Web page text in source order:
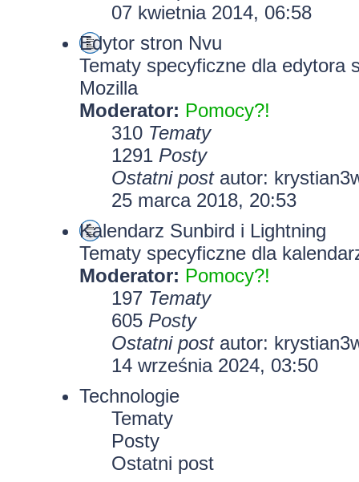
07 kwietnia 2014, 06:58
Edytor stron Nvu
Tematy specyficzne dla edytora
Mozilla
Moderator: Pomocy?!
310 Tematy
1291 Posty
Ostatni postautor:
25 marca 2018, 20:53
Kalendarz Sunbird i Lightning
Tematy specyficzne dla
Moderator: Pomocy?!
197 Tematy
605 Posty
Ostatni postautor:
14 września 2024, 03:50
Technologie
Tematy
Posty
Ostatni post